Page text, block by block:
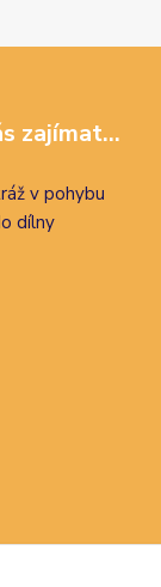
zajímat...
v pohybu
dílny